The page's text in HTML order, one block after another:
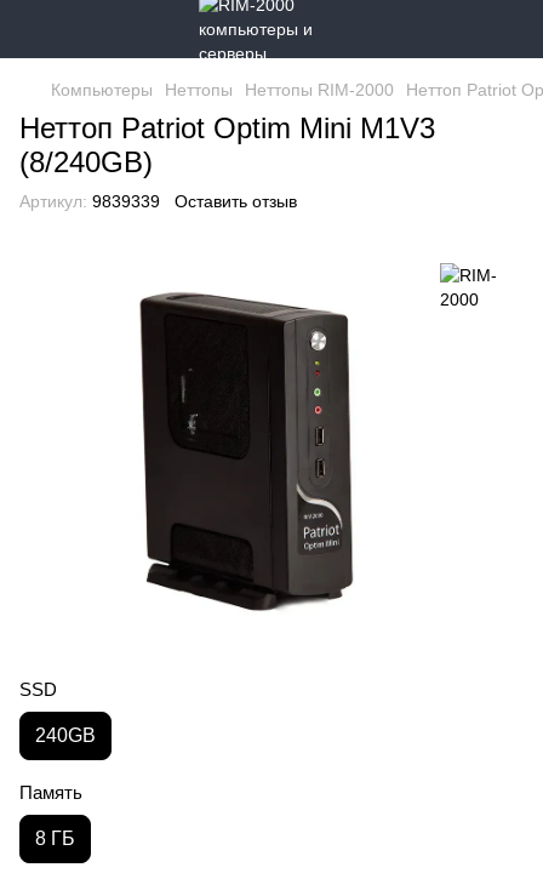
Компьютеры Неттопы Неттопы RIM-2000 Неттоп Patriot
Неттоп Patriot Optim Mini M1V3
(8/240GB)
Артикул: 9839339 Оставить отзыв
SSD
240GB
Память
8 ГБ